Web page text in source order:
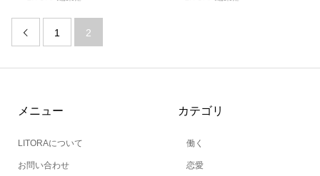
 1 2
メニュー
LITORAについて
お問い合わせ
カテゴリ
働く
恋愛